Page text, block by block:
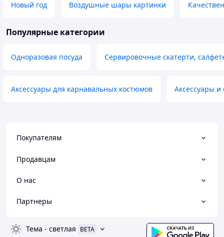
Новый год Воздушные шары картинки
Популярные категории
Одноразовая посуда Сервировочные скатерти,
Аксессуары для карнавальных костюмов Аксессуары
Покупателям
Продавцам
О нас
Партнеры
Тема - светлая BETA